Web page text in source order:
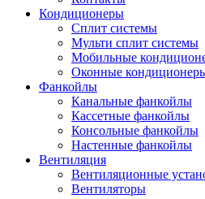
Кондиционеры
Сплит системы
Мульти сплит системы
Мобильные
Оконные
Фанкойлы
Канальные фанкойлы
Кассетные фанкойлы
Консольные фанкойлы
Настенные фанкойлы
Вентиляция
Вентиляционные
Вентиляторы